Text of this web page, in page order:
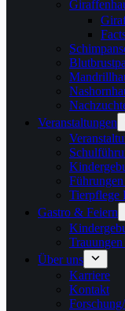
Veranstaltungen
Tierpflege
Gastro & Feiern
Über uns
Karriere
Kontakt